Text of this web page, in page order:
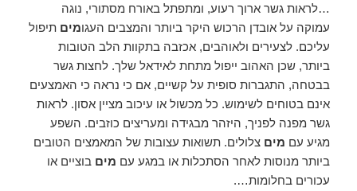
…לראות גשר ארוך רעוע, ומתפתל באורח מסתורי, נוגה
עמוקה על אובדן הרכוש היקר ביותר והמצבים העגומים תיפול
עליכם. לצעירים ולאוהבים, אכזבה בתקוות הלב הטובות
ביותר, שכן האהוב ייפול מתחת לאידאל שלך. לחצות גשר
בבטחה, התגברות סופית על קשיים, אם כי נראה כי האמצעים
אינם בטוחים לשימוש. כל מכשול או עיכוב מציין אסון. לראות
גשר מפנה לפניך, היזהר מבגידה ומעריצים כוזבים. השפע
מגיע עם מים צלולים. תשואות עצובות של המאמצים הטובים
ביותר מנוסות לאחר הסתכלות או במגע עם מים בוציים או
עכורים בחלומות….